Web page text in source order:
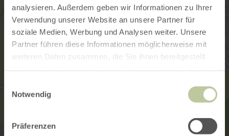
analysieren. Außerdem geben wir Informationen zu Ihrer
Verwendung unserer Website an unsere Partner für
soziale Medien, Werbung und Analysen weiter. Unsere
Partner führen diese Informationen möglicherweise mit
weiteren Daten zusammen, die Sie ihnen bereitgestellt
Notwendig
Präferenzen